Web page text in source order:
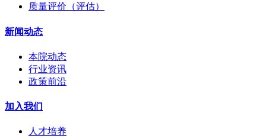
质量评价（评估）
新闻动态
本院动态
行业资讯
政策前沿
加入我们
人才培养